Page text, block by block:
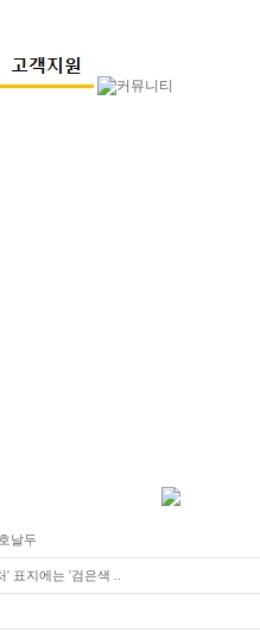
날두
표지에는 '검은색 ..